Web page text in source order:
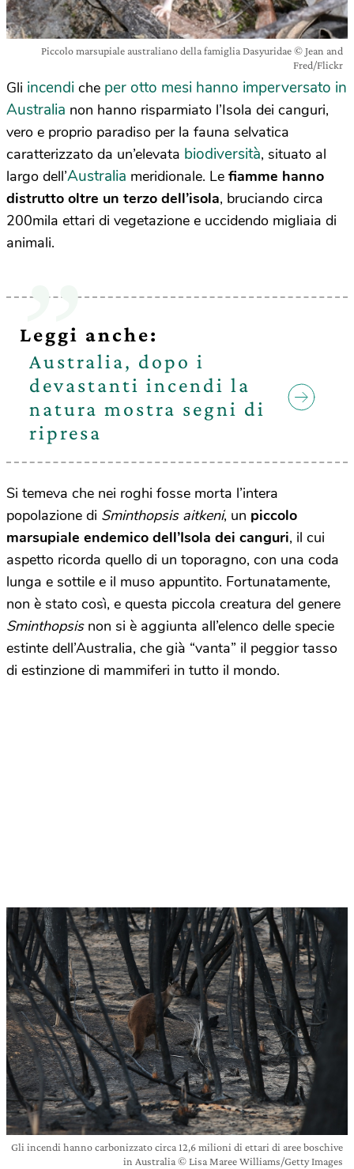
Piccolo marsupiale australiano della famiglia Dasyuridae © Jean and
Fred/Flickr
Gli incendi che per otto mesi hanno imperversato in
Australia non hanno risparmiato l’Isola dei canguri,
vero e proprio paradiso per la fauna selvatica
caratterizzato da un’elevata biodiversità, situato al
largo dell’Australia meridionale. Le fiamme hanno
distrutto oltre un terzo dell’isola, bruciando circa
200mila ettari di vegetazione e uccidendo migliaia di
animali.
Leggi anche:
Australia, dopo i
devastanti incendi la
natura mostra segni di
ripresa
Si temeva che nei roghi fosse morta l’intera
popolazione di Sminthopsis aitkeni, un piccolo
marsupiale endemico dell’Isola dei canguri, il cui
aspetto ricorda quello di un toporagno, con una coda
lunga e sottile e il muso appuntito. Fortunatamente,
non è stato così, e questa piccola creatura del genere
Sminthopsisnon si è aggiunta all’elenco delle specie
estinte dell’Australia, che già “vanta” il peggior tasso
di estinzione di mammiferi in tutto il mondo.
Gli incendi hanno carbonizzato circa 12,6 milioni di ettari di aree boschive
in Australia © Lisa Maree Williams/Getty Images